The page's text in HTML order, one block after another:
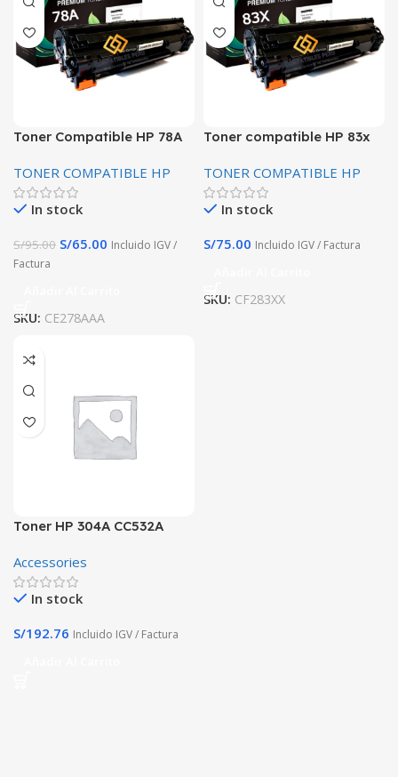
Toner Compatible HP 78A
Premium
TONER COMPATIBLE HP
In stock
S/95.00 S/65.00 Incluido IGV /
Factura
SKU: CE278AAA
Toner compatible HP 83x
Premiun alta calidad
TONER COMPATIBLE HP
In stock
S/75.00 Incluido IGV / Factura
SKU: CF283XX
Toner HP 304A CC532A
Accessories
In stock
S/192.76 Incluido IGV / Factura